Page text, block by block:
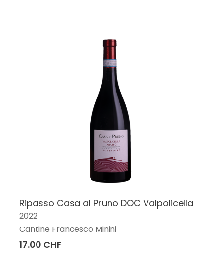
Ripasso Casa al Pruno DOC Valpolicella
2022
Cantine Francesco Minini
17.00 CHF